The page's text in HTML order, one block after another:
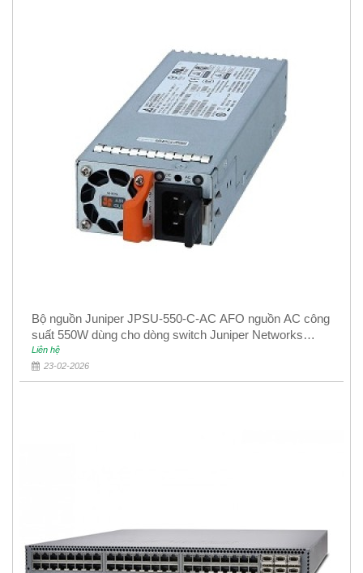
Bộ nguồn Juniper JPSU-550-C-AC AFO nguồn AC công
suất 550W dùng cho dòng switch Juniper Networks
EX4400
Liên hệ
23-02-2026